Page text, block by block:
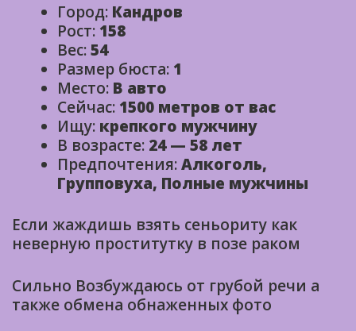
Город: Кандров
Рост: 158
Вес:54
Размер бюста: 1
Место: В авто
Сейчас: 1500 метров от вас
Ищу: крепкого мужчину
В возрасте: 24 — 58 лет
Предпочтения:Алкоголь,
Групповуха, Полные мужчины
Если жаждишь взять сеньориту как
неверную проститутку в позе раком
Сильно Возбуждаюсь от грубой речи а
также обмена обнаженных фото